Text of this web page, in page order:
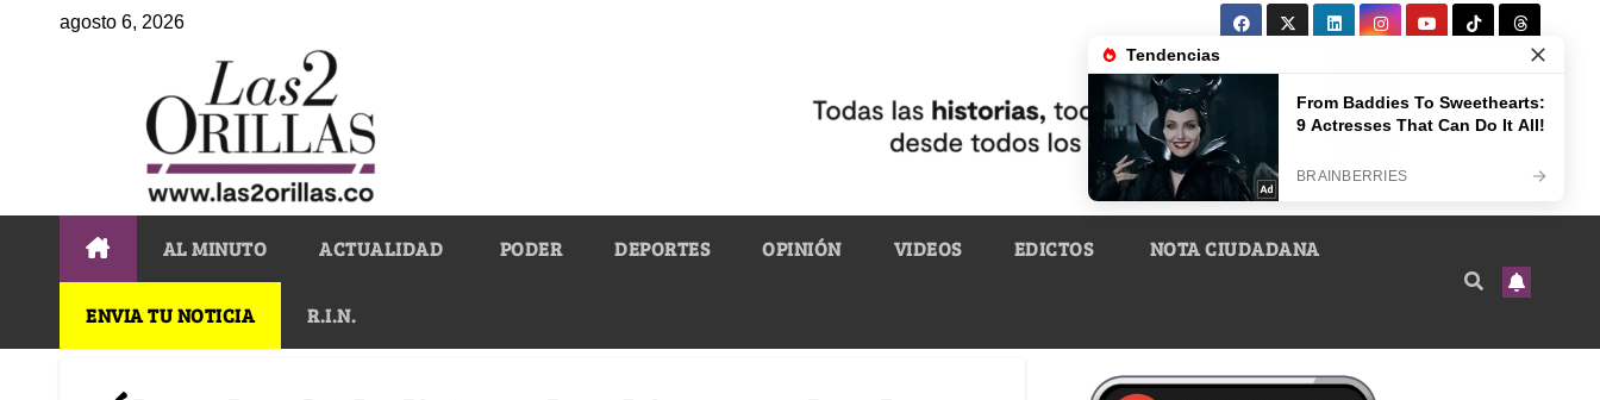
agosto 6, 2026
AL MINUTO ACTUALIDAD PODER DEPORTES OPINIÓN VIDEOS EDICTOS NOTA CIUDADANA
ENVIA TU NOTICIA R.I.N.